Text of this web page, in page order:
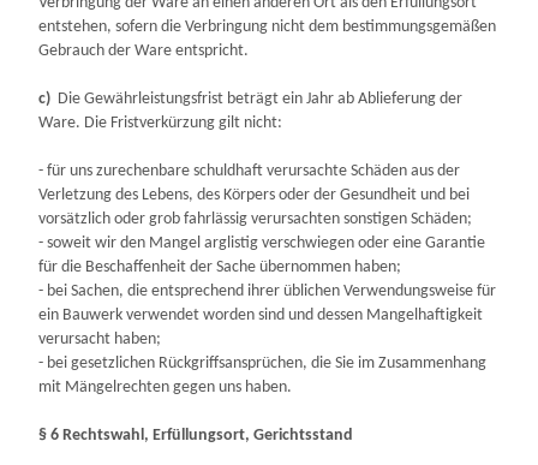
entstehen, sofern die Verbringung nicht dem bestimmungsgemäßen
Gebrauch der Ware entspricht.
c) Die Gewährleistungsfrist beträgt ein Jahr ab Ablieferung der
Ware. Die Fristverkürzung gilt nicht:
- für uns zurechenbare schuldhaft verursachte Schäden aus der
Verletzung des Lebens, des Körpers oder der Gesundheit und bei
vorsätzlich oder grob fahrlässig verursachten sonstigen Schäden;
- soweit wir den Mangel arglistig verschwiegen oder eine Garantie
für die Beschaffenheit der Sache übernommen haben;
- bei Sachen, die entsprechend ihrer üblichen Verwendungsweise für
ein Bauwerk verwendet worden sind und dessen Mangelhaftigkeit
verursacht haben;
- bei gesetzlichen Rückgriffsansprüchen, die Sie im Zusammenhang
mit Mängelrechten gegen uns haben.
§ 6 Rechtswahl, Erfüllungsort, Gerichtsstand